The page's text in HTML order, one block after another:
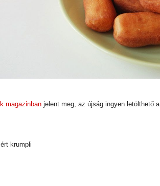
magazinban jelent meg, az újság ingyen letölthető
krumpli